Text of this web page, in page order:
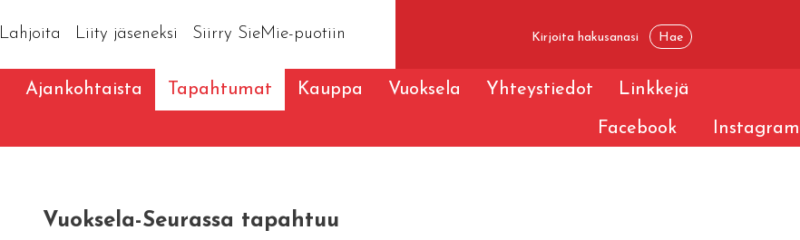
Lahjoita Liity jäseneksi Siirry SieMie-puotiin
Ajankohtaista Tapahtumat Kauppa Vuoksela Yhteystiedot Linkkejä
Facebook Instagram
Vuoksela-Seurassa tapahtuu